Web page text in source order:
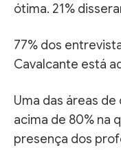
ótima. 21%
77% dos
Cavalcante está
Uma das áreas
acima de 80% na
presença dos